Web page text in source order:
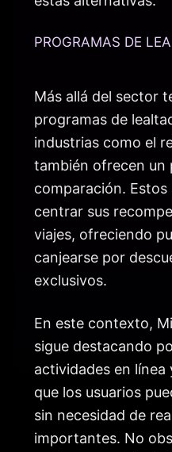
PROGRAMAS DE
Más allá del sector
programas de
industrias como el
también ofrecen un
comparación. Estos
centrar sus
viajes, ofreciendo
canjearse por
exclusivos.
En este contexto,
sigue destacando
actividades en línea
que los usuarios
sin necesidad de
importantes. No